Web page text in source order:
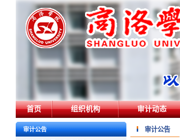
首页 组织机构 审计动态
审计公告 审计公告